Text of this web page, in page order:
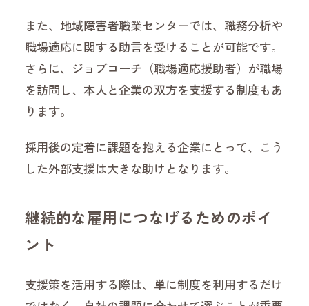
また、地域障害者職業センターでは、職務分析や
職場適応に関する助言を受けることが可能です。
さらに、ジョブコーチ（職場適応援助者）が職場
を訪問し、本人と企業の双方を支援する制度もあ
ります。
採用後の定着に課題を抱える企業にとって、こう
した外部支援は大きな助けとなります。
継続的な雇用につなげるためのポイ
ント
支援策を活用する際は、単に制度を利用するだけ